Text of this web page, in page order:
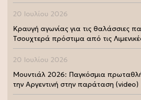
20 Ιουλίου 2026
Κραυγή αγωνίας για τις θαλάσσιες
Τσουχτερά πρόστιμα από τις
20 Ιουλίου 2026
Μουντιάλ 2026: Παγκόσμια
την Αργεντινή στην παράταση (video)